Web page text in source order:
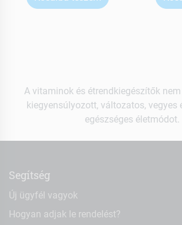
A vitaminok és étrendkiegészítők
kiegyensúlyozott, változatos, vegyes
egészséges életmódot.
Segítség
Új ügyfél vagyok
Hogyan adjak le rendelést?